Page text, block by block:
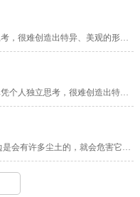
建筑空间的形体多种多样，单凭个人独立思考，很难创造出特异、美观的形体。武汉模型设计...
武汉模型设计公司的设计形式多种多样，单凭个人独立思考，很难创造出特异、美观的形体。...
武汉数字模型制作 在置放時间久了以后上边是会有许多尘土的，就会危害它的美观大方，因此...